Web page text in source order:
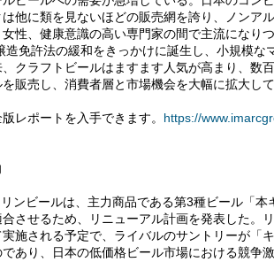
他に類を見ないほどの販売網を誇り、ノンア
性、健康意識の高い専門家の間で主流になり
造免許法の緩和をきっかけに誕生し、小規模な
クラフトビールはますます人気が高まり、数
販売し、消費者層と市場機会を大幅に拡大して
レポートを入手できます。 https://
ンビールは、主力商品である第3種ビール「本
させるため、リニューアル計画を発表した。
施される予定で、ライバルのサントリーが「
あり、日本の低価格ビール市場における競争激